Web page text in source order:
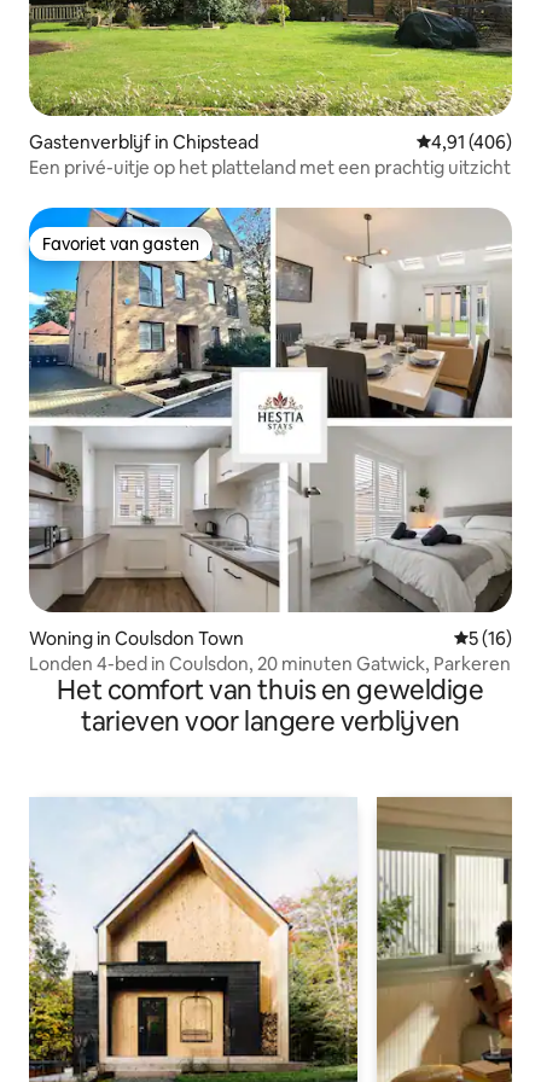
Gastenverblijf in Chipstead Gemiddelde
4,91 (406)
Een privé-uitje op het platteland met een prachtig uitzicht
Favoriet van gasten
Favoriet van gasten
Woning in Coulsdon Town
5 (16)
Londen 4-bed in Coulsdon, 20 minuten Gatwick, Parkeren
Het comfort van thuis en geweldige
tarieven voor langere verblijven